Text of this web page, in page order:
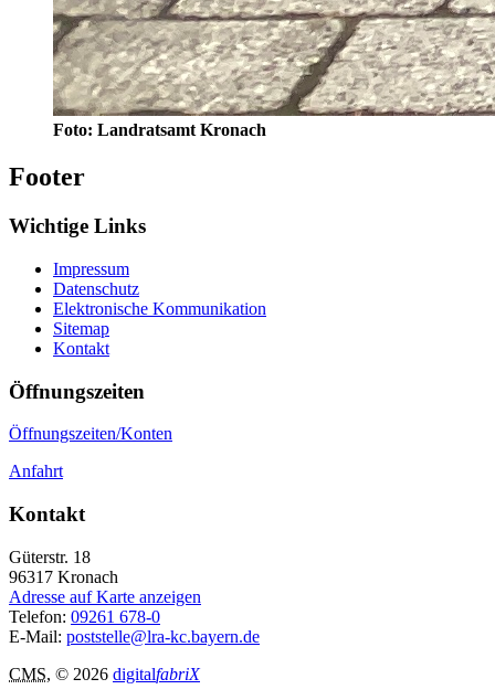
Foto: Landratsamt Kronach
Footer
Wichtige Links
Impressum
Datenschutz
Elektronische Kommunikation
Sitemap
Kontakt
Öffnungszeiten
Öffnungszeiten/Konten
Anfahrt
Kontakt
Güterstr. 18
96317 Kronach
Adresse auf Karte anzeigen
Telefon: 09261 678-0
E-Mail: poststelle@lra-kc.bayern.de
CMS, © 2026 digitalfabriX